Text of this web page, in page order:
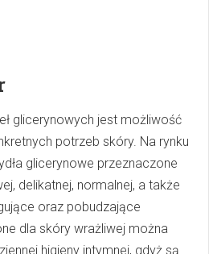
glicerynowych jest możliwość
potrzeb skóry. Na rynku
glicerynowe przeznaczone
delikatnej, normalnej, a także
oraz pobudzające
dla skóry wrażliwej można
higieny intymnej, gdyż są